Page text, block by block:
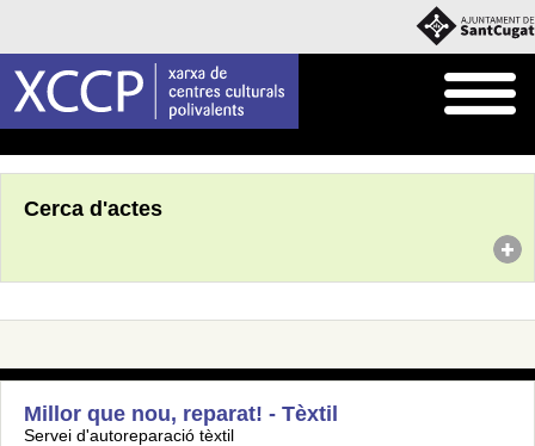
Cerca d'actes
Millor que nou, reparat! - Tèxtil
Servei d'autoreparació tèxtil